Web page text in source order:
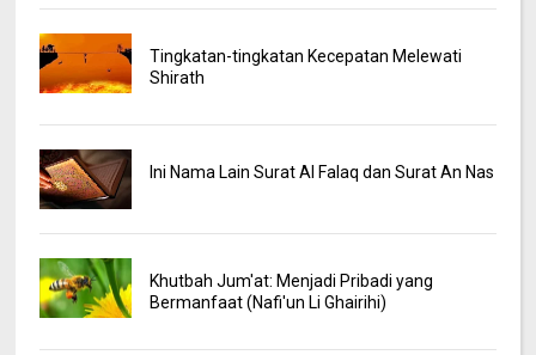
Tingkatan-tingkatan Kecepatan Melewati
Shirath
Ini Nama Lain Surat Al Falaq dan Surat An Nas
Khutbah Jum'at: Menjadi Pribadi yang
Bermanfaat (Nafi'un Li Ghairihi)